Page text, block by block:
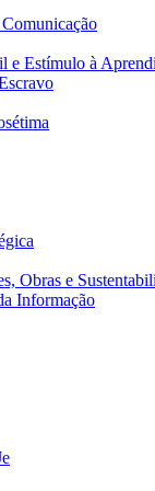
e Estímulo à
Obras e
Informação